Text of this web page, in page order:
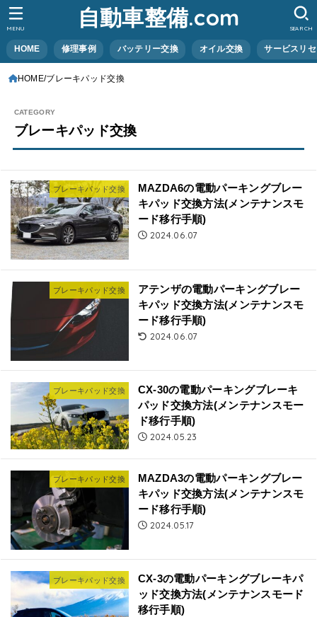
自動車整備.com
HOME 修理事例 バッテリー交換 オイル交換 サービスリ
SEARCH
MENU
HOME ブレーキパッド交換
ブレーキパッド交換
ブレーキパッド交換
MAZDA6の電動パーキングブレー
キパッド交換方法(メンテナンスモ
ード移行手順)
2024.06.07
ブレーキパッド交換
アテンザの電動パーキングブレー
キパッド交換方法(メンテナンスモ
ード移行手順)
2024.06.07
ブレーキパッド交換
CX-30の電動パーキングブレーキ
パッド交換方法(メンテナンスモー
ド移行手順)
2024.05.23
ブレーキパッド交換
MAZDA3の電動パーキングブレー
キパッド交換方法(メンテナンスモ
ード移行手順)
2024.05.17
ブレーキパッド交換
CX-3の電動パーキングブレーキパ
ッド交換方法(メンテナンスモード
移行手順)